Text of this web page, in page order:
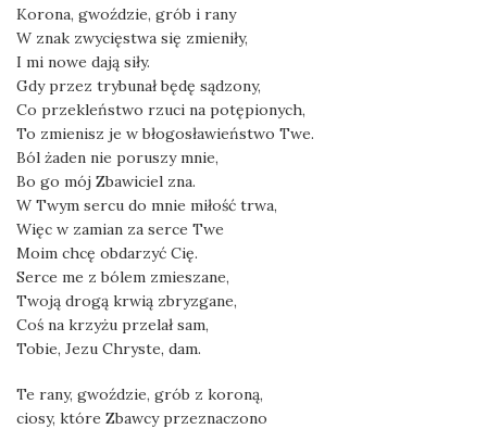
Korona, gwoździe, grób i rany
W znak zwycięstwa się zmieniły,
I mi nowe dają siły.
Gdy przez trybunał będę sądzony,
Co przekleństwo rzuci na potępionych,
To zmienisz je w błogosławieństwo Twe.
Ból żaden nie poruszy mnie,
Bo go mój Zbawiciel zna.
W Twym sercu do mnie miłość trwa,
Więc w zamian za serce Twe
Moim chcę obdarzyć Cię.
Serce me z bólem zmieszane,
Twoją drogą krwią zbryzgane,
Coś na krzyżu przelał sam,
Tobie, Jezu Chryste, dam.
Te rany, gwoździe, grób z koroną,
ciosy, które Zbawcy przeznaczono